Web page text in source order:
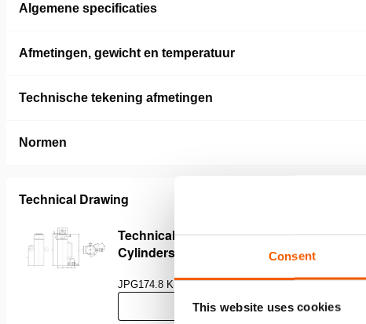
Consent
This website uses cookies
Algemene specificaties
Afmetingen, gewicht en temperatuur
Technische tekening afmetingen
Normen
Technical Drawing
Technical Drawing Of Multi Purpose
Cylinders
JPG174.8 KB
Download